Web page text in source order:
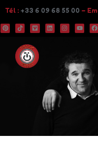
Tél : +33 6 09 68 55 00 –